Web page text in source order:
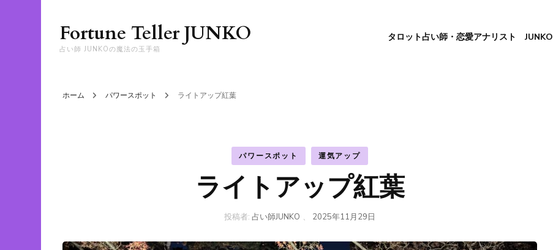
Fortune Teller JUNKO
占い師 JUNKOの魔法の玉手箱
タロット占い師・恋愛アナリスト JUNKO
ホーム パワースポット ライトアップ紅葉
パワースポット 運気アップ
ライトアップ紅葉
投稿者: 占い師JUNKO 、 2025年11月29日